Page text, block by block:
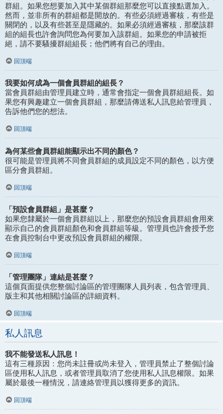
群組。如果您想要加入其中某個群組那麼您可以直接點選加入。
然而，並非所有的群組都是開放的。有些必須經過審核，有些是
關閉的，以及有些甚至是隱藏的。如果必須經過審核，那麼該群
組的組長也許會詢問您為何要加入該群組。如果您的申請被拒
絕，請不要騷擾群組組長；他們將有自己的理由。
回頂端
我要如何成為一個會員群組的組長？
當會員群組由管理員建立時，通常會指定一個會員群組組長。如
果您有興趣建立一個會員群組，那麼請傳送私人訊息給管理員，
告訴他們您的想法。
回頂端
為何某些會員群組能顯示出不同的顏色？
很可能是管理員將不同會員群組的成員設定不同的顏色，以方便
區分會員群組。
回頂端
「預設會員群組」是甚麼？
如果您隸屬於一個會員群組以上，那麼您的預設會員群組會用來
顯示自己的會員群組顏色和會員群組等級。管理員也許會授予您
在會員控制台中更改預設會員群組的權限。
回頂端
「管理團隊」連結是甚麼？
這個頁面提供您整個討論區的管理團隊人員列表，包含管理員、
版主和其他相關討論區的詳細資料。
回頂端
私人訊息
我不能發送私人訊息！
這有三種原因：您尚未註冊或尚未登入，管理員禁止了整個討論
區使用私人訊息，或者管理員取消了您使用私人訊息權限。如果
屬於最後一種情況，請連絡管理員以獲得更多的資訊。
回頂端